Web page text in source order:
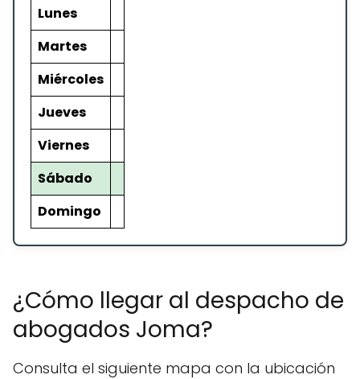
Lunes
Martes
Miércoles
Jueves
Viernes
Sábado
Domingo
¿Cómo llegar al despacho de
abogados Joma?
Consulta el siguiente mapa con la ubicación